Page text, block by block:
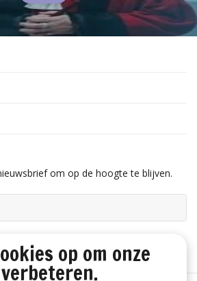
om op de hoogte te blijven.
op om onze